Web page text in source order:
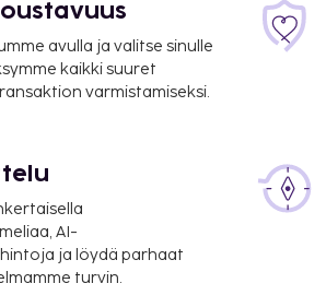
avulla ja valitse sinulle
kaikki suuret
varmistamiseksi.
AI-
ja löydä parhaat
turvin.